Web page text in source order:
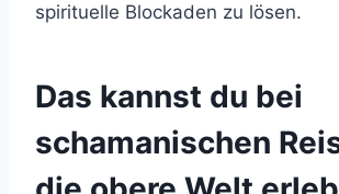
spirituelle Blockaden zu lösen.
Das kannst du bei
schamanischen